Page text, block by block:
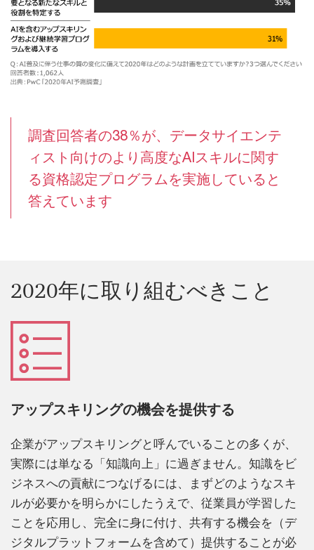
調査回答者の38％が、データサイエンテ
ィスト向けのより高度なAIスキルに関す
る資格認定プログラムを実施していると
答えています
2020年に取り組むべきこと
アップスキリングの機会を提供する
企業がアップスキリングと呼んでいることの多くが、
実際には単なる「知識向上」に過ぎません。知識をビ
ジネスへの貢献につなげるには、まずどのようなスキ
ルが必要かを明らかにしたうえで、従業員が学習した
ことを応用し、完全に身に付け、共有する機会を（デ
ジタルプラットフォームを含めて）提供することが必